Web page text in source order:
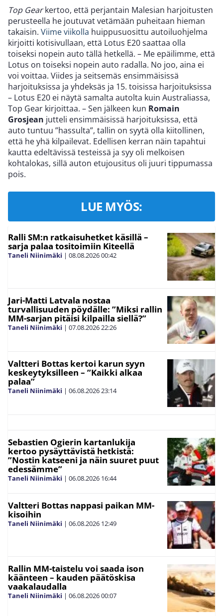
Top Gearkertoo, että perjantain Malesian harjoitusten
perusteella he joutuvat vetämään puheitaan hieman
takaisin. Viime viikolla huippusuosittu autoiluohjelma
kirjoitti kotisivullaan, että Lotus E20 saattaa olla
toiseksi nopein auto tällä hetkellä. – Me epäilimme, että
Lotus on toiseksi nopein auto radalla. No joo, aina ei
voi voittaa. Viides ja seitsemäs ensimmäisissä
harjoituksissa ja yhdeksäs ja 15. toisissa harjoituksissa
– Lotus E20 ei näytä samalta autolta kuin Australiassa,
Top Gear kirjoittaa. – Sen jälkeen kun Romain
Grosjean jutteli ensimmäisissä harjoituksissa, että
auto tuntuu ”hassulta”, tallin on syytä olla kiitollinen,
että he yhä kilpailevat. Edellisen kerran näin tapahtui
kautta edeltävissä testeissä ja syy oli melkoisen
kohtalokas, sillä auton etujousitus oli juuri tippumassa
pois.
LUE MYÖS:
Ralli SM:n ratkaisuhetket käsillä –
sarja palaa tositoimiin Kiteellä
Taneli Niinimäki | 08.08.202600:42
Jari-Matti Latvala nostaa
turvallisuuden pöydälle: ”Miksi rallin
MM-sarjan pitäisi kilpailla siellä?”
Taneli Niinimäki | 07.08.202622:26
Valtteri Bottas kertoi karun syyn
keskeytyksilleen – ”Kaikki alkaa
palaa”
Taneli Niinimäki | 06.08.202623:14
Sebastien Ogierin kartanlukija
kertoo pysäyttävistä hetkistä:
”Nostin katseeni ja näin suuret puut
edessämme”
Taneli Niinimäki | 06.08.2026 16:44
Valtteri Bottas nappasi paikan MM-
kisoihin
Taneli Niinimäki | 06.08.2026 12:49
Rallin MM-taistelu voi saada ison
käänteen – kauden päätöskisa
vaakalaudalla
Taneli Niinimäki | 06.08.202600:07